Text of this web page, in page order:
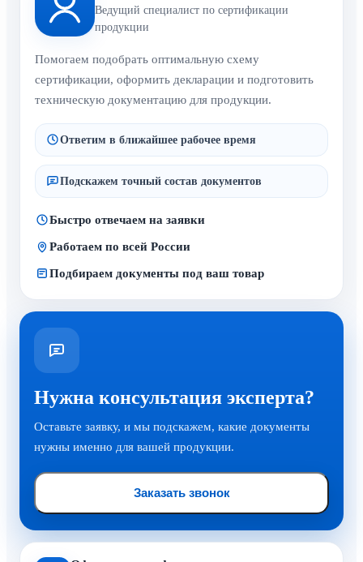
Ведущий специалист по сертификации
продукции
Помогаем подобрать оптимальную схему
сертификации, оформить декларации и подготовить
техническую документацию для продукции.
Ответим в ближайшее рабочее время
Подскажем точный состав документов
Быстро отвечаем на заявки
Работаем по всей России
Подбираем документы под ваш товар
Нужна консультация эксперта?
Оставьте заявку, и мы подскажем, какие документы
нужны именно для вашей продукции.
Заказать звонок